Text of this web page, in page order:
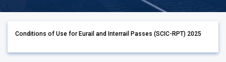
Conditions of Use for Eurail and Interrail Passes (SCIC-RPT) 2025